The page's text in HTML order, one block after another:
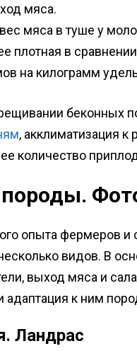
мяса.
мяса в туше у
плотная в
на килограмм
беконных
, акклиматизация
количество
опыта фермеров
видов. В
выход мяса и
адаптация к ним
Ландрас